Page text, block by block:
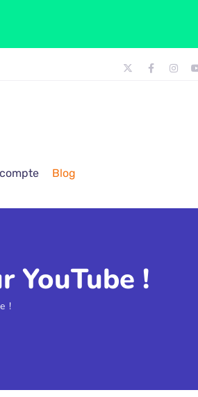
compte Blog
YouTube !
!